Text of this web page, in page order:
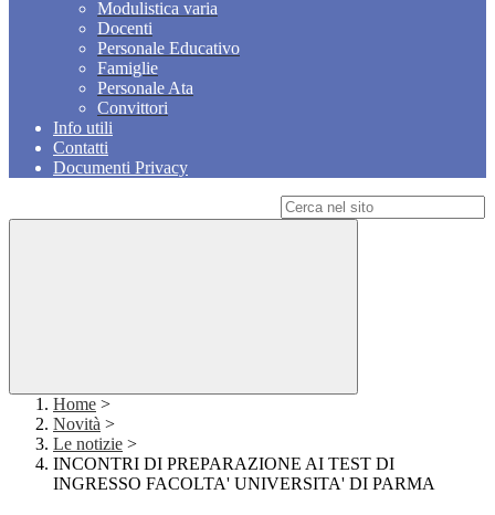
Modulistica varia
Docenti
Personale Educativo
Famiglie
Personale Ata
Convittori
Info utili
Contatti
Documenti Privacy
Home >
Novità >
Le notizie >
INCONTRI DI PREPARAZIONE AI TEST DI
INGRESSO FACOLTA' UNIVERSITA' DI PARMA